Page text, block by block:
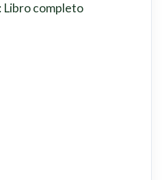
Libro completo